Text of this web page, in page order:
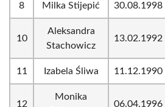
8 Milka Stijepić 30.08.1998
10
Aleksandra
Stachowicz
13.02.1992
11 Izabela Śliwa 11.12.1990
12
Monika
06.04.1996